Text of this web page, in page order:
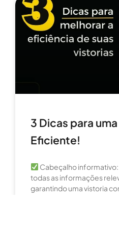
3 Dicas para
Eficiente!
Cabeçalho
todas as informações
garantindo uma vistoria